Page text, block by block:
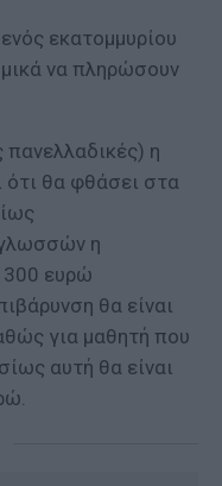
εκατομμυρίου
να πληρώσουν
πανελλαδικές) η
ότι θα φθάσει στα
η
300 ευρώ
θα είναι
για μαθητή που
αυτή θα είναι